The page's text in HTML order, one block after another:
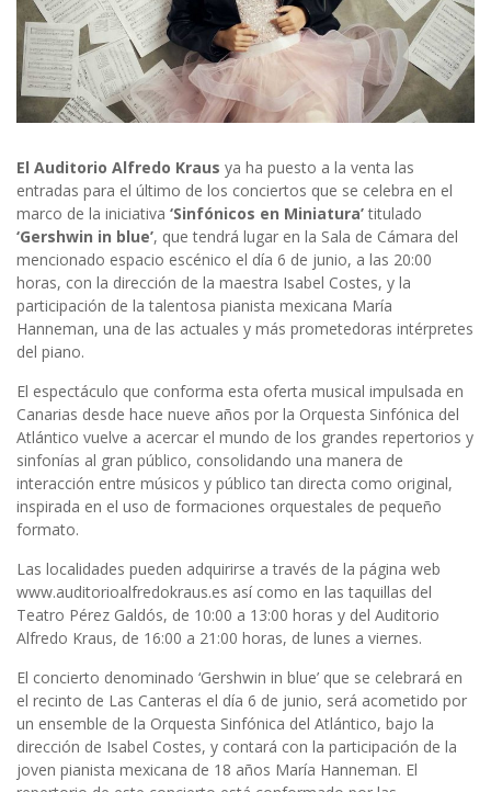
El Auditorio Alfredo Kraus ya ha puesto a la venta las
entradas para el último de los conciertos que se celebra en el
marco de la iniciativa ‘Sinfónicos en Miniatura’titulado
‘Gershwin in blue’, que tendrá lugar en la Sala de Cámara del
mencionado espacio escénico el día 6 de junio, a las 20:00
horas, con la dirección de la maestra Isabel Costes, y la
participación de la talentosa pianista mexicana María
Hanneman, una de las actuales y más prometedoras intérpretes
del piano.
El espectáculo que conforma esta oferta musical impulsada en
Canarias desde hace nueve años por la Orquesta Sinfónica del
Atlántico vuelve a acercar el mundo de los grandes repertorios y
sinfonías al gran público, consolidando una manera de
interacción entre músicos y público tan directa como original,
inspirada en el uso de formaciones orquestales de pequeño
formato.
Las localidades pueden adquirirse a través de la página web
www.auditorioalfredokraus.es así como en las taquillas del
Teatro Pérez Galdós, de 10:00 a 13:00 horas y del Auditorio
Alfredo Kraus, de 16:00 a 21:00 horas, de lunes a viernes.
El concierto denominado ‘Gershwin in blue’ que se celebrará en
el recinto de Las Canteras el día 6 de junio, será acometido por
un ensemble de la Orquesta Sinfónica del Atlántico, bajo la
dirección de Isabel Costes, y contará con la participación de la
joven pianista mexicana de 18 años María Hanneman. El